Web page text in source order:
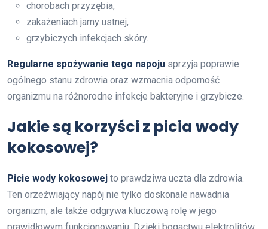
chorobach przyzębia,
zakażeniach jamy ustnej,
grzybiczych infekcjach skóry.
Regularne spożywanie tego napoju sprzyja poprawie
ogólnego stanu zdrowia oraz wzmacnia odporność
organizmu na różnorodne infekcje bakteryjne i grzybicze.
Jakie są korzyści z picia wody
kokosowej?
Picie wody kokosowej to prawdziwa uczta dla zdrowia.
Ten orzeźwiający napój nie tylko doskonale nawadnia
organizm, ale także odgrywa kluczową rolę w jego